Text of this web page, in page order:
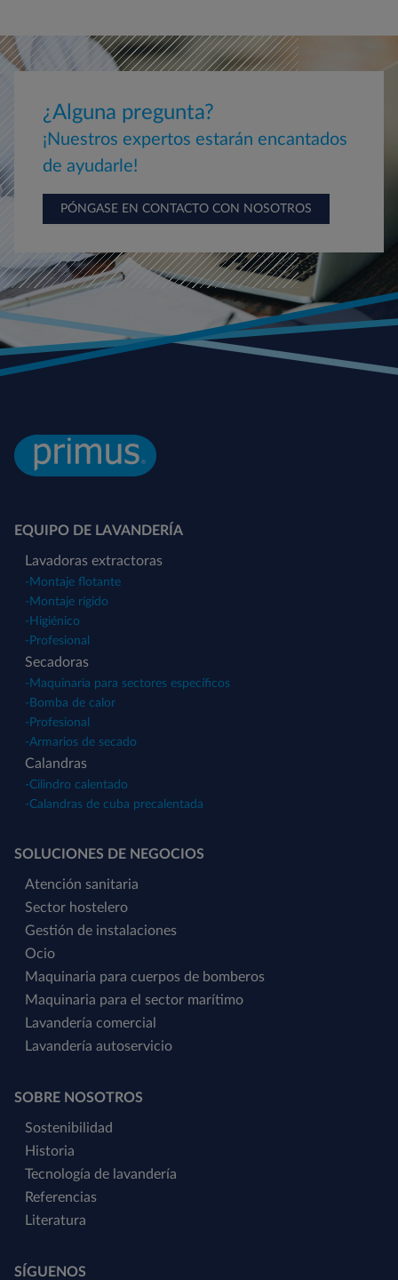
¿Alguna pregunta?
¡Nuestros expertos estarán encantados
de ayudarle!
PÓNGASE EN CONTACTO CON NOSOTROS
EQUIPO DE LAVANDERÍA
Lavadoras extractoras
- Montaje flotante
- Montaje rígido
- Higiénico
- Profesional
Secadoras
- Maquinaria para sectores específicos
- Bomba de calor
- Profesional
-Armarios de secado
Calandras
-Cilindro calentado
-Calandras de cuba precalentada
SOLUCIONES DE NEGOCIOS
Atención sanitaria
Sector hostelero
Gestión de instalaciones
Ocio
Maquinaria para cuerpos de bomberos
Maquinaria para el sector marítimo
Lavandería comercial
Lavandería autoservicio
SOBRE NOSOTROS
Sostenibilidad
Historia
Tecnología de lavandería
Referencias
Literatura
SÍGUENOS